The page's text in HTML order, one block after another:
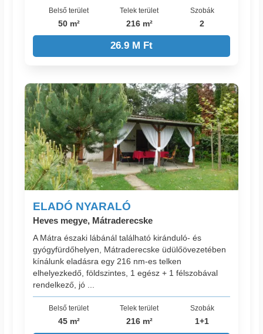
Belső terület
50 m²
Telek terület
216 m²
Szobák
2
26.9 M Ft
ELADÓ NYARALÓ
Heves megye, Mátraderecske
A Mátra északi lábánál található kiránduló- és
gyógyfürdőhelyen, Mátraderecske üdülőövezetében
kínálunk eladásra egy 216 nm-es telken
elhelyezkedő, földszintes, 1 egész + 1 félszobával
rendelkező, jó ...
Belső terület
45 m²
Telek terület
216 m²
Szobák
1+1